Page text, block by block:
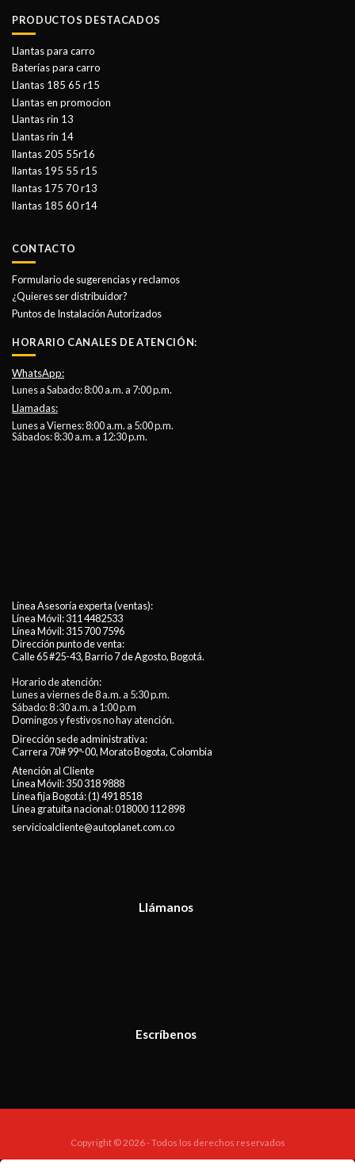
PRODUCTOS DESTACADOS
Llantas para carro
Baterías para carro
Llantas 185 65 r15
Llantas en promocion
Llantas rin 13
Llantas rin 14
llantas 205 55r16
llantas 195 55 r15
llantas 175 70 r13
llantas 185 60 r14
CONTACTO
Formulario de sugerencias y reclamos
¿Quieres ser distribuidor?
Puntos de Instalación Autorizados
HORARIO CANALES DE ATENCIÓN:
WhatsApp:
Lunes a Sabado: 8:00 a.m. a 7:00 p.m.
Llamadas:
Lunes a Viernes: 8:00 a.m. a 5:00 p.m.
Sábados: 8:30 a.m. a 12:30 p.m.
Línea Asesoría experta (ventas):
Línea Móvil:311 4482533
Línea Móvil:315 700 7596
Dirección punto de venta:
Calle 65 #25-43, Barrio 7 de Agosto, Bogotá.
Horario de atención:
Lunes a viernes de 8 a.m. a 5:30 p.m.
Sábado: 8 :30 a.m. a 1:00 p.m
Domingos y festivos no hay atención.
Dirección sede administrativa:
Carrera 70# 99ª-00, Morato Bogota, Colombia
Atención al Cliente
Línea Móvil:350 318 9888
Línea fija Bogotá:(1) 491 8518
Línea gratuita nacional:018000 112 898
servicioalcliente@autoplanet.com.co
Llámanos
Escríbenos
Copyright © 2026 - Todos los derechos reservados